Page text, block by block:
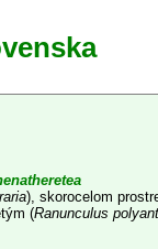
), skorocelom
(Ranunculus